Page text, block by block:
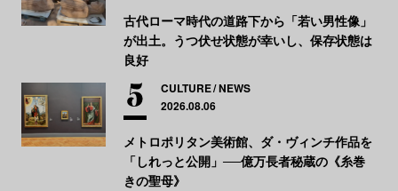
古代ローマ時代の道路下から「若い男性像」
が出土。うつ伏せ状態が幸いし、保存状態は
良好
CULTURE NEWS
2026.08.06
メトロポリタン美術館、ダ・ヴィンチ作品を
「しれっと公開」──億万長者秘蔵の《糸巻
きの聖母》